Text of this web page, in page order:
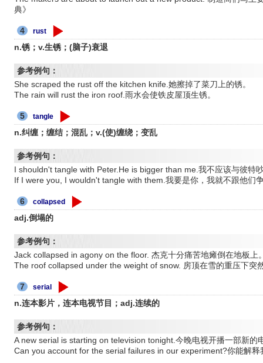
典》
4 rust
n.锈；v.生锈；(脑子)衰退
参考例句：
She scraped the rust off the kitchen knife.她擦掉了菜刀上的锈。
The rain will rust the iron roof.雨水会使铁皮屋顶生锈。
5 tangle
n.纠缠；缠结；混乱；v.(使)缠绕；变乱
参考例句：
I shouldn't tangle with Peter.He is bigger than me.我不应该与彼特
If I were you, I wouldn't tangle with them.我要是你，我就不跟他们
6 collapsed
adj.倒塌的
参考例句：
Jack collapsed in agony on the floor. 杰克十分痛苦地瘫倒在地板上
The roof collapsed under the weight of snow. 房顶在雪的重压下突
7 serial
n.连本影片，连本电视节目；adj.连续的
参考例句：
A new serial is starting on television tonight.今晚电视开播一部新的
Can you account for the serial failures in our experiment?你能解释